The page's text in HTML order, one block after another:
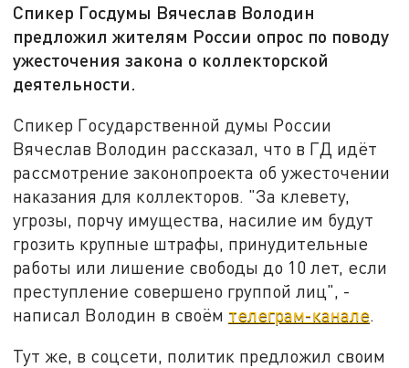
Спикер Госдумы Вячеслав Володин
предложил жителям России опрос по поводу
ужесточения закона о коллекторской
деятельности.
Спикер Государственной думы России
Вячеслав Володин рассказал, что в ГД идёт
рассмотрение законопроекта об ужесточении
наказания для коллекторов. "За клевету,
угрозы, порчу имущества, насилие им будут
грозить крупные штрафы, принудительные
работы или лишение свободы до 10 лет, если
преступление совершено группой лиц", -
написал Володин в своём телеграм-канале.
Тут же, в соцсети, политик предложил своим